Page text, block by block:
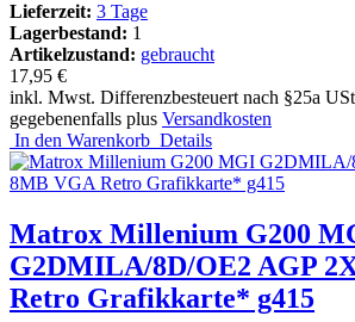
Lieferzeit: 3 Tage
Lagerbestand: 1
Artikelzustand: gebraucht
17,95 €
inkl. Mwst. Differenzbesteuert nach §25a
gegebenenfalls plus Versandkosten
In den Warenkorb Details
Matrox Millenium G200
G2DMILA/8D/OE2 AGP
Retro Grafikkarte* g415